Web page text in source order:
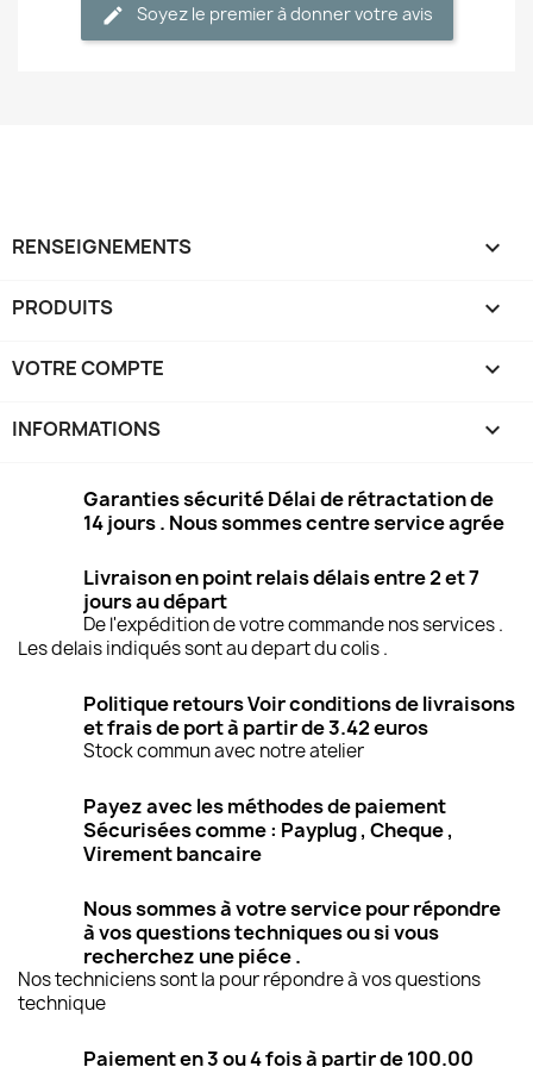
Soyez le premier à donner votre avis
RENSEIGNEMENTS 
PRODUITS 
VOTRE COMPTE 
INFORMATIONS keyboard_arrow_down
Garanties sécurité Délai de rétractation de
14 jours . Nous sommes centre service agrée
Livraison en point relais délais entre 2 et 7
jours au départ
De l'expédition de votre commande nos services .
Les delais indiqués sont au depart du colis .
Politique retours Voir conditions de livraisons
et frais de port à partir de 3.42 euros
Stock commun avec notre atelier
Payez avec les méthodes de paiement
Sécurisées comme : Payplug , Cheque ,
Virement bancaire
Nous sommes à votre service pour répondre
à vos questions techniques ou si vous
recherchez une piéce .
Nos techniciens sont la pour répondre à vos questions
technique
Paiement en 3 ou 4 fois à partir de 100.00